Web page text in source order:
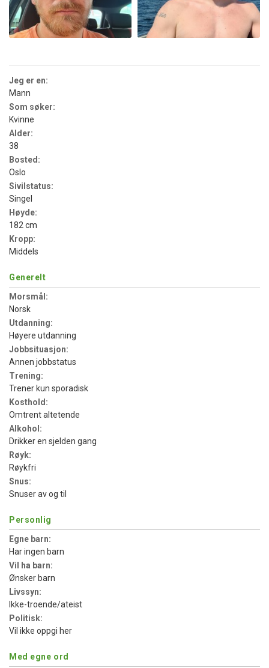
Jeg er en:
Mann
Som søker:
Kvinne
Alder:
38
Bosted:
Oslo
Sivilstatus:
Singel
Høyde:
182 cm
Kropp:
Middels
Generelt
Morsmål:
Norsk
Utdanning:
Høyere utdanning
Jobbsituasjon:
Annen jobbstatus
Trening:
Trener kun sporadisk
Kosthold:
Omtrent altetende
Alkohol:
Drikker en sjelden gang
Røyk:
Røykfri
Snus:
Snuser av og til
Personlig
Egne barn:
Har ingen barn
Vil ha barn:
Ønsker barn
Livssyn:
Ikke-troende/ateist
Politisk:
Vil ikke oppgi her
Med egne ord